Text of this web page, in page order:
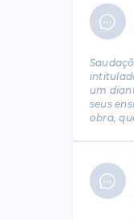
um
seus
obra,